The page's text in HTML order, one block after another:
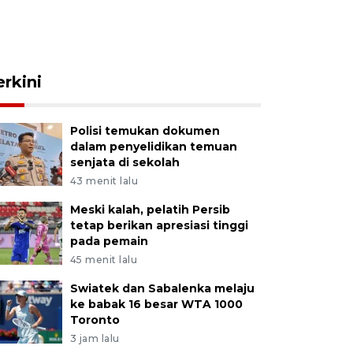
Polisi temukan dokumen
dalam penyelidikan temuan
senjata di sekolah
43 menit lalu
Meski kalah, pelatih Persib
tetap berikan apresiasi tinggi
pada pemain
45 menit lalu
Swiatek dan Sabalenka melaju
ke babak 16 besar WTA 1000
Toronto
3 jam lalu